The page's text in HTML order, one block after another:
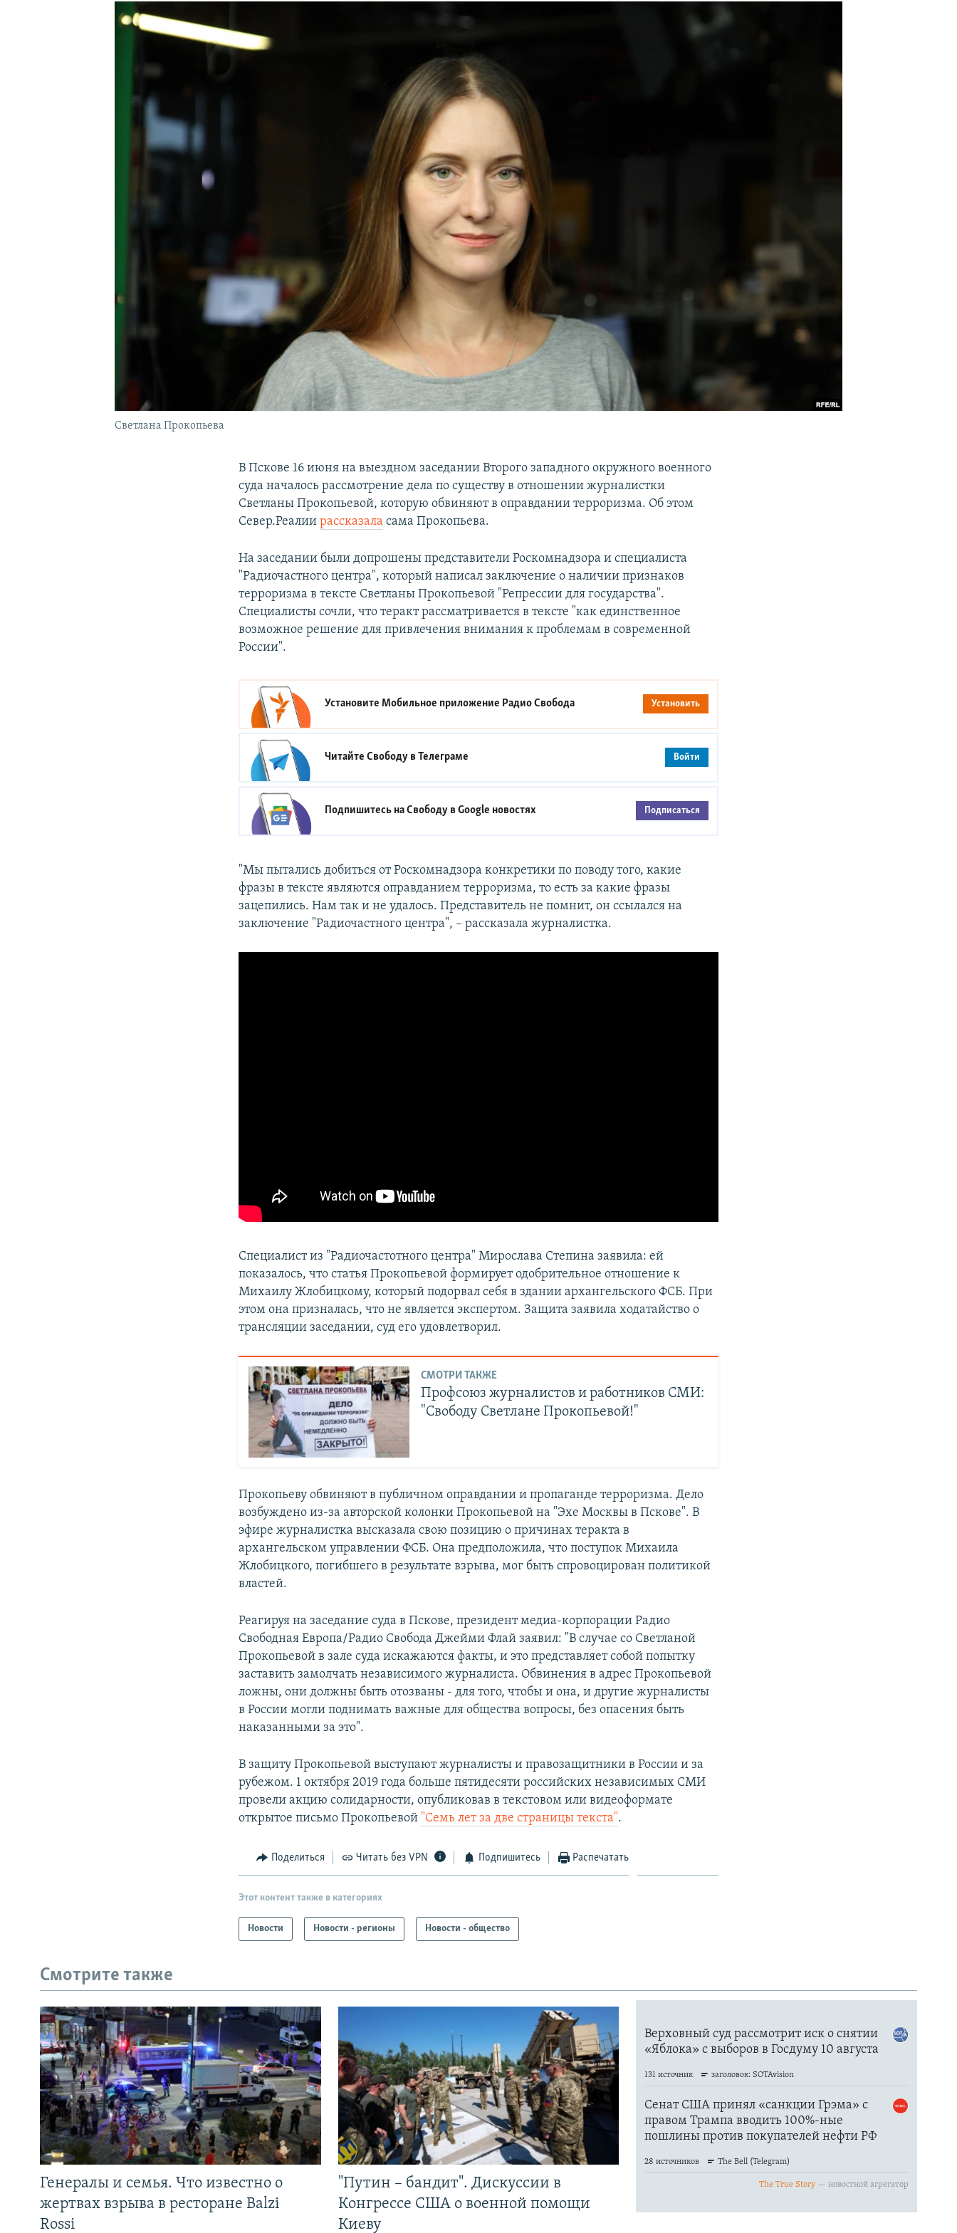
ПОДПИШИТЕСЬ НА РАССЫЛКУ
Светлана Прокопьева
В Пскове 16 июня на выездном заседании Второго западного окружного военного
суда началось рассмотрение дела по существу в отношении журналистки
Светланы Прокопьевой, которую обвиняют в оправдании терроризма. Об этом
Север.Реалиирассказала сама Прокопьева.
На заседании были допрошены представители Роскомнадзора и специалиста
"Радиочастного центра", который написал заключение о наличии признаков
терроризма в тексте Светланы Прокопьевой "Репрессии для государства".
Специалисты сочли, что теракт рассматривается в тексте "как единственное
возможное решение для привлечения внимания к проблемам в современной
России".
Установите Мобильное приложение Радио Свобода Установить
Читайте Свободу вТелеграме Войти
Подпишитесь на Свободу вGoogle новостях Подписаться
"Мы пытались добиться от Роскомнадзора конкретики по поводу того, какие
фразы в тексте являются оправданием терроризма, то есть за какие фразы
зацепились. Нам так и не удалось. Представитель не помнит, он ссылался на
заключение "Радиочастного центра", – рассказала журналистка.
Специалист из "Радиочастотного центра" Мирослава Степина заявила: ей
показалось, что статья Прокопьевой формирует одобрительное отношение к
Михаилу Жлобицкому, который подорвал себя в здании архангельского ФСБ. При
этом она призналась, что не является экспертом. Защита заявила ходатайство о
трансляции заседании, суд его удовлетворил.
СМОТРИ ТАКЖЕ
Профсоюз журналистов и работников СМИ:
"Свободу Светлане Прокопьевой!"
Прокопьеву обвиняют в публичном оправдании и пропаганде терроризма. Дело
возбуждено из-за авторской колонки Прокопьевой на "Эхе Москвы в Пскове". В
эфире журналистка высказала свою позицию о причинах теракта в
архангельском управлении ФСБ. Она предположила, что поступок Михаила
Жлобицкого, погибшего в результате взрыва, мог быть спровоцирован политикой
властей.
Реагируя на заседание суда в Пскове, президент медиа-корпорации Радио
Свободная Европа/Радио Свобода Джейми Флай заявил: "В случае со Светланой
Прокопьевой в зале суда искажаются факты, и это представляет собой попытку
заставить замолчать независимого журналиста. Обвинения в адрес Прокопьевой
ложны, они должны быть отозваны - для того, чтобы и она, и другие журналисты
в России могли поднимать важные для общества вопросы, без опасения быть
наказанными за это".
В защиту Прокопьевой выступают журналисты и правозащитники в России и за
рубежом. 1 октября 2019 года больше пятидесяти российских независимых СМИ
провели акцию солидарности, опубликовав в текстовом или видеоформате
открытое письмо Прокопьевой "Семь лет за две страницы текста".
Поделиться Читать без VPN Подпишитесь Распечатать
Этот контент также в категориях
Новости Новости - регионы Новости - общество
Смотрите также
Генералы и семья. Что известно о
жертвах взрыва в ресторане Balzi
Rossi
"Путин – бандит". Дискуссии в
Конгрессе США о военной помощи
Киеву